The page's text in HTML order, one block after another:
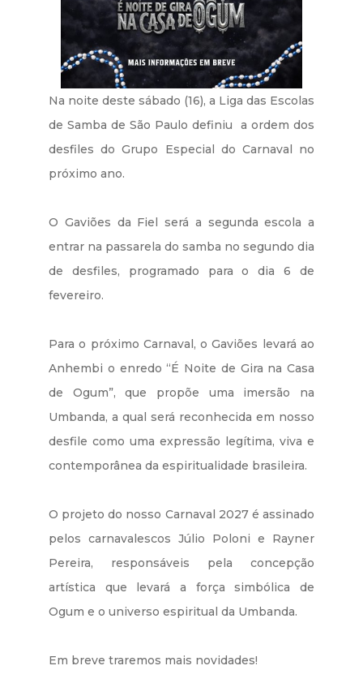
Na noite deste sábado (16), a Liga das Escolas
de Samba de São Paulo definiu a ordem dos
desfiles do Grupo Especial do Carnaval no
próximo ano.
O Gaviões da Fiel será a segunda escola a
entrar na passarela do samba no segundo dia
de desfiles, programado para o dia 6 de
fevereiro.
Para o próximo Carnaval, o Gaviões levará ao
Anhembi o enredo “É Noite de Gira na Casa
de Ogum”, que propõe uma imersão na
Umbanda, a qual será reconhecida em nosso
desfile como uma expressão legítima, viva e
contemporânea da espiritualidade brasileira.
O projeto do nosso Carnaval 2027 é assinado
pelos carnavalescos Júlio Poloni e Rayner
Pereira, responsáveis pela concepção
artística que levará a força simbólica de
Ogum e o universo espiritual da Umbanda.
Em breve traremos mais novidades!